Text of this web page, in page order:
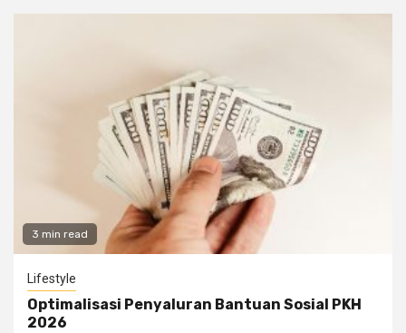
3 min read
Lifestyle
Optimalisasi Penyaluran Bantuan Sosial PKH
2026